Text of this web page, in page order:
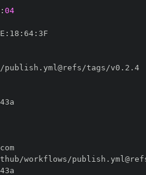
: 04
: 18 : 64:
//github.com/MaxGhenis/farness/.github/workflows/publish.yml@refs/tags/v0.2.4
//token.actions.githubusercontent.com